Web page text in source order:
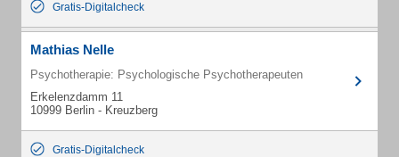
Gratis-Digitalcheck
Mathias Nelle
Psychotherapie: Psychologische Psychotherapeuten
Erkelenzdamm 11
10999 Berlin - Kreuzberg
Gratis-Digitalcheck